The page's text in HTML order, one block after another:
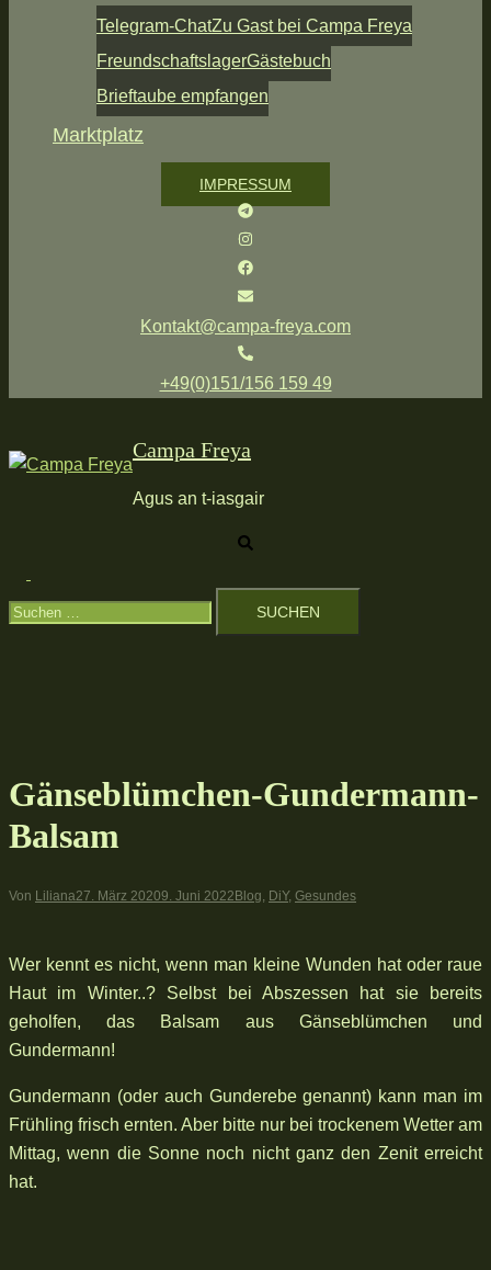
Telegram-ChatZu Gast bei Campa Freya
FreundschaftslagerGästebuch
Brieftaube empfangen
Marktplatz
IMPRESSUM
Kontakt@campa-freya.com
+49(0)151/156 159 49
Campa Freya
Agus an t-iasgair
umschalten
Suchen
nach:
Gänseblümchen-Gundermann-
Balsam
Von Liliana27. März 20209. Juni 2022 Blog, DiY, Gesundes
Wer kennt es nicht, wenn man kleine Wunden hat oder raue
Haut im Winter..? Selbst bei Abszessen hat sie bereits
geholfen, das Balsam aus Gänseblümchen und
Gundermann!
Gundermann (oder auch Gunderebe genannt) kann man im
Frühling frisch ernten. Aber bitte nur bei trockenem Wetter am
Mittag, wenn die Sonne noch nicht ganz den Zenit erreicht
hat.